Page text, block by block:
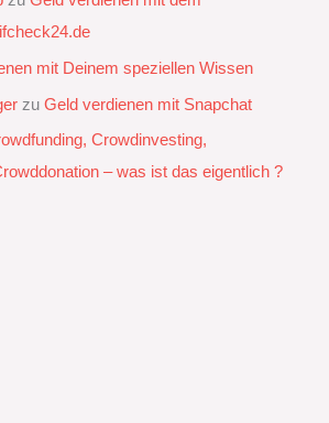
mit Deinem speziellen Wissen
zu Geld verdienen mit Snapchat‭
Crowdinvesting,
– was ist das eigentlich ?